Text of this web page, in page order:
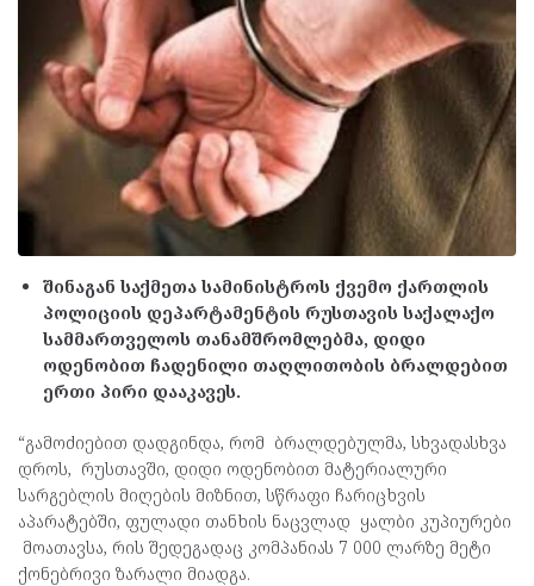
შინაგან საქმეთა სამინისტროს ქვემო ქართლის
პოლიციის დეპარტამენტის რუსთავის საქალაქო
სამმართველოს თანამშრომლებმა, დიდი
ოდენობით ჩადენილი თაღლითობის ბრალდებით
ერთი პირი დააკავეს.
“გამოძიებით დადგინდა, რომ ბრალდებულმა, სხვადასხვა
დროს, რუსთავში, დიდი ოდენობით მატერიალური
სარგებლის მიღების მიზნით, სწრაფი ჩარიცხვის
აპარატებში, ფულადი თანხის ნაცვლად ყალბი კუპიურები
მოათავსა, რის შედეგადაც კომპანიას 7 000 ლარზე მეტი
ქონებრივი ზარალი მიადგა.